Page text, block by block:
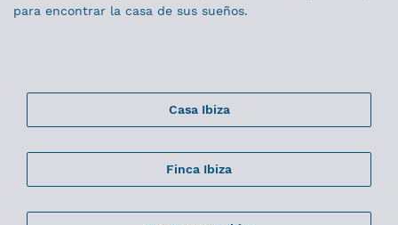
para encontrar la casa de sus sueños.
Casa Ibiza
Finca Ibiza